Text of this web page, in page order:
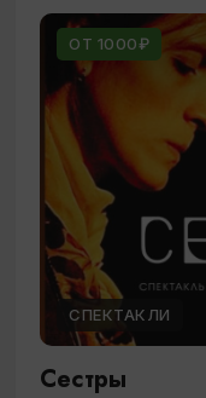
ОТ 1000₽
СПЕКТАКЛИ
Сестры